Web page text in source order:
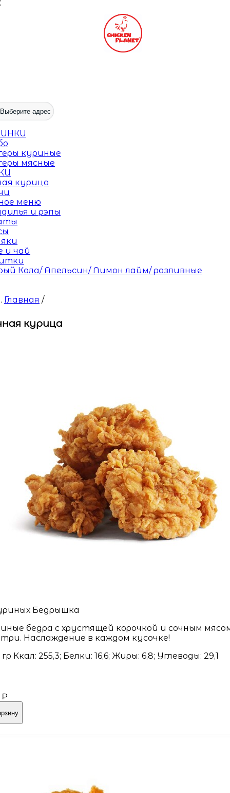
Выберите адрес
куриные
мясные
курица
меню
и рэпы
и чай
Кола/ Апельсин/ Лимон лайм/ разливные
Главная /
курица
Бедрышка
бедра с хрустящей корочкой и сочным
Наслаждение в каждом кусочке!
Ккал: 255,3; Белки: 16,6; Жиры: 6,8; Углеводы: 29,1
₽